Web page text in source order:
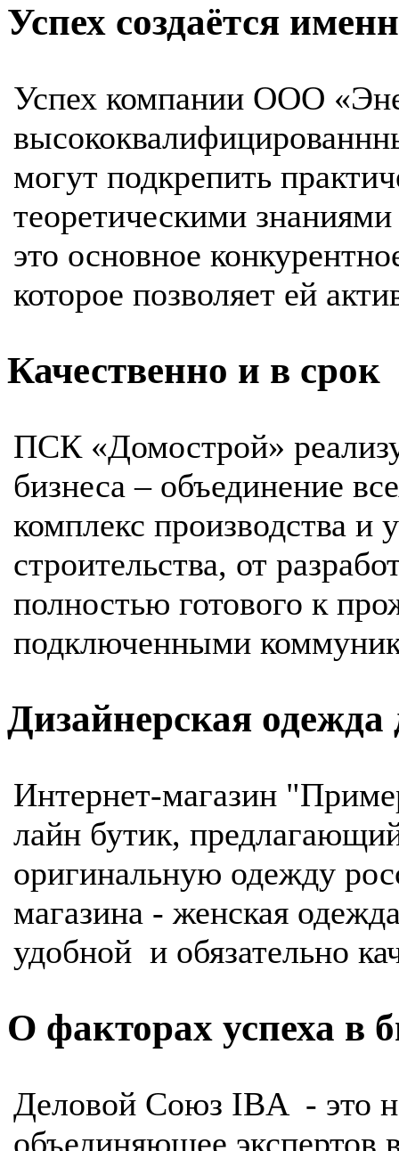
Успех создаётся
Успех компании ООО
могут подкрепить
теоретическими
это основное
которое позволяет ей
Качественно и в срок
ПСК «Домострой»
бизнеса – объединение
комплекс производства и
строительства, от
полностью готового к
подключенными
Дизайнерская
Интернет-магазин
лайн бутик,
оригинальную одежду
магазина - женская
удобной и обязательно
О факторах успеха в
Деловой Союз IBA - это
объединяющее экспертов